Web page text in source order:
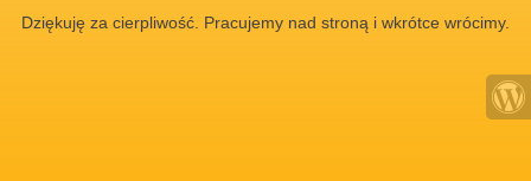
Dziękuję za cierpliwość. Pracujemy nad stroną i wkrótce wrócimy.